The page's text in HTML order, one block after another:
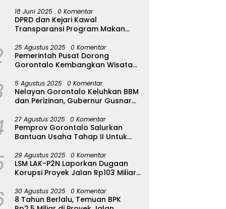
18 Juni 2025 0 Komentar
DPRD dan Kejari Kawal
Transparansi Program Makan
25 Agustus 2025 0 Komentar
Pemerintah Pusat Dorong
Gorontalo Kembangkan Wisata
5 Agustus 2025 0 Komentar
Nelayan Gorontalo Keluhkan BBM
dan Perizinan, Gubernur Gusnar
27 Agustus 2025 0 Komentar
Pemprov Gorontalo Salurkan
Bantuan Usaha Tahap II Untuk
Bulango
29 Agustus 2025 0 Komentar
LSM LAK-P2N Laporkan Dugaan
Korupsi Proyek Jalan Rp103 Miliar
30 Agustus 2025 0 Komentar
8 Tahun Berlalu, Temuan BPK